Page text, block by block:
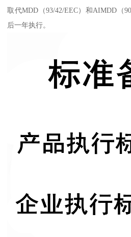
取代MDD（93/42/EEC）和AIMDD（
后一年执行。